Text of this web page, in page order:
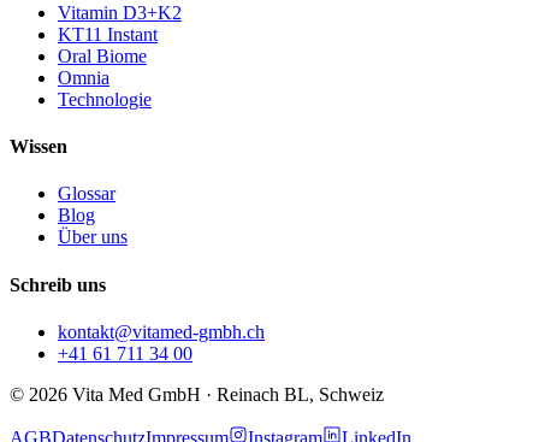
Vitamin D3+K2
KT11 Instant
Oral Biome
Omnia
Technologie
Wissen
Glossar
Blog
Über uns
Schreib uns
kontakt@vitamed-gmbh.ch
+41 61 711 34 00
© 2026 Vita Med GmbH · Reinach BL, Schweiz
AGBDatenschutzImpressum Instagram LinkedIn